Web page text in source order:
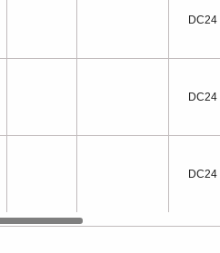
DC24
DC24
DC24